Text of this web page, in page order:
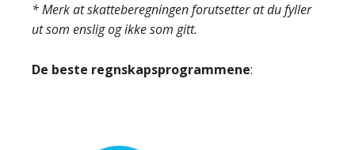
* Merk at skatteberegningen forutsetter at du fyller
ut som enslig og ikke som gitt.
De beste regnskapsprogrammene: